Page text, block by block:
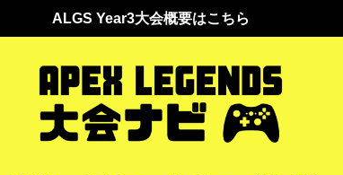
大会概要はこちら